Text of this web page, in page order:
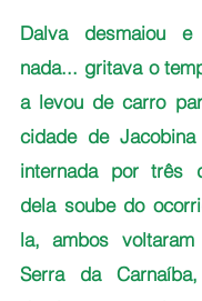
Dalva desmaiou
nada... gritava o
a levou de carro
cidade de
internada por três
dela soube do
la, ambos
Serra da